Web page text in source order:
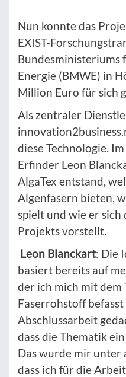
Nun konnte das
EXIST-
Bundesministeriums
Energie (BMWE) in
Million Euro für sich
Als zentraler
diese Technologie.
Erfinder Leon
AlgaTex entstand,
Algenfasern bieten,
spielt und wie er sich
Projekts vorstellt.
Leon Blanckart: Die
basiert bereits auf
der ich mich mit dem
Faserrohstoff
Abschlussarbeit
dass die Thematik
Das wurde mir unter
dass ich für die